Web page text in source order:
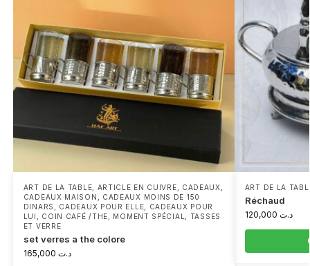
ART DE LA TABLE ARTICLE EN CUIVRE CADEAUX
CADEAUX MAISON
CADEAUX MOINS DE 150
DINARS
CADEAUX POUR ELLE
CADEAUX POUR
LUI
COIN CAFÉ /THE MOMENT SPÉCIAL
TASSES
ET VERRE
set verres a the colore
د.ت
ART DE LA
Réchaud
د.ت